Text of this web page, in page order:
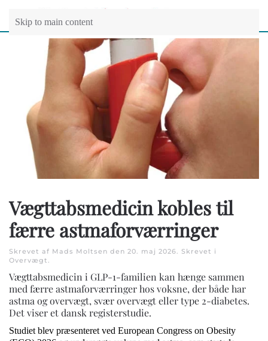
Skip to main content
Vægttabsmedicin kobles til
færre astmaforværringer
Skrevet af Mads Moltsen den 20. maj 2026. Skrevet i
Overvægt.
Vægttabsmedicin i GLP-1-familien kan hænge sammen
med færre astmaforværringer hos voksne, der både har
astma og overvægt, svær overvægt eller type 2-diabetes.
Det viser et dansk registerstudie.
Studiet blev præsenteret ved European Congress on Obesity